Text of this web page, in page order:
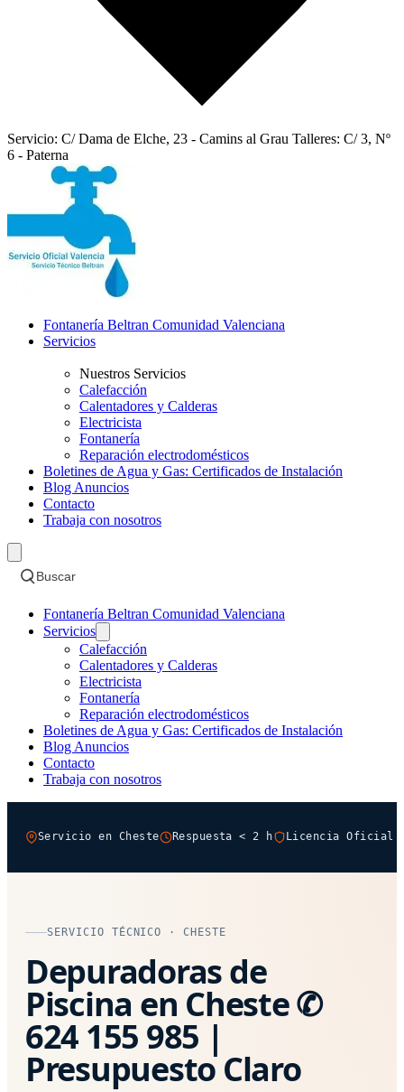
Servicio: C/ Dama de Elche, 23 - Camins al Grau Talleres: C/ 3, Nº
6 - Paterna
Fontanería Beltran Comunidad Valenciana
Servicios
Nuestros Servicios
Calefacción
Calentadores y Calderas
Electricista
Fontanería
Reparación electrodomésticos
Boletines de Agua y Gas: Certificados de Instalación
Blog Anuncios
Contacto
Trabaja con nosotros
Buscar
Fontanería Beltran Comunidad Valenciana
Servicios
Calefacción
Calentadores y Calderas
Electricista
Fontanería
Reparación electrodomésticos
Boletines de Agua y Gas: Certificados de Instalación
Blog Anuncios
Contacto
Trabaja con nosotros
Servicio en Cheste Respuesta < 2 h Licencia Oficial
SERVICIO TÉCNICO · CHESTE
Depuradoras de
Piscina en Cheste ✆
624 155 985 |
Presupuesto Claro